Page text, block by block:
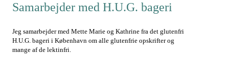
Samarbejder med H.U.G. bageri
Jeg samarbejder med Mette Marie og Kathrine fra det glutenfri
H.U.G. bageri i København om alle glutenfrie opskrifter og
mange af de lektinfri.